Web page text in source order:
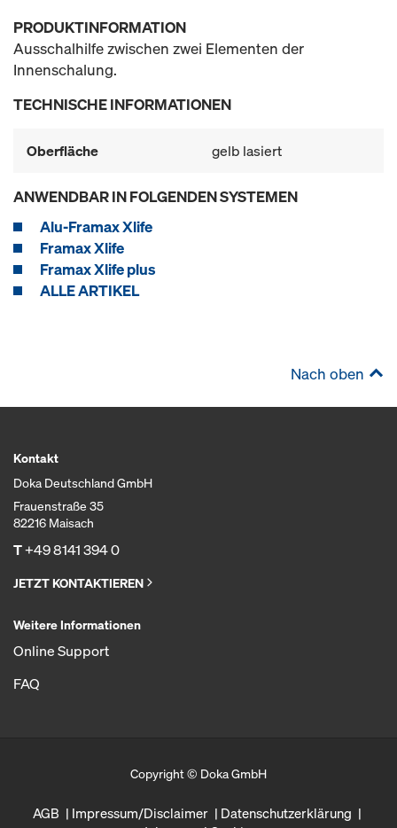
PRODUKTINFORMATION
Ausschalhilfe zwischen zwei Elementen der
Innenschalung.
TECHNISCHE INFORMATIONEN
Oberfläche gelb lasiert
ANWENDBAR IN FOLGENDEN SYSTEMEN
Alu-Framax Xlife
Framax Xlife
Framax Xlife plus
ALLE ARTIKEL
Nach oben
Kontakt
Doka Deutschland GmbH
Frauenstraße 35
82216 Maisach
T+49 8141 394 0
JETZT KONTAKTIEREN
Weitere Informationen
Online Support
FAQ
Copyright © Doka GmbH
AGB Impressum/Disclaimer
Datenschutzerklärung